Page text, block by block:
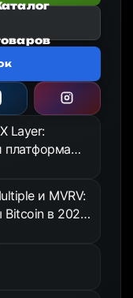
Layer:
платформа
и MVRV:
Bitcoin в 2026